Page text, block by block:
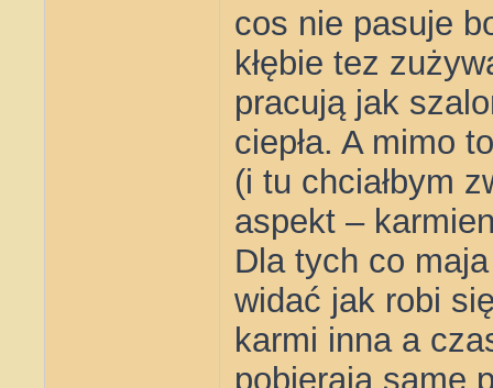
cos nie pasuje
kłębie tez
pracują jak
ciepła. A mimo
(i tu chciałbym
aspekt –
Dla tych co
widać jak robi
karmi inna a
pobierają same